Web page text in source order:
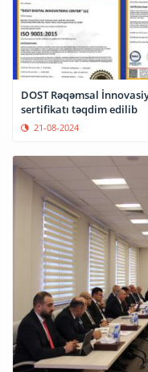
DOST Rəqəmsal
sertifikatı təqdim edilib
21-08-2024